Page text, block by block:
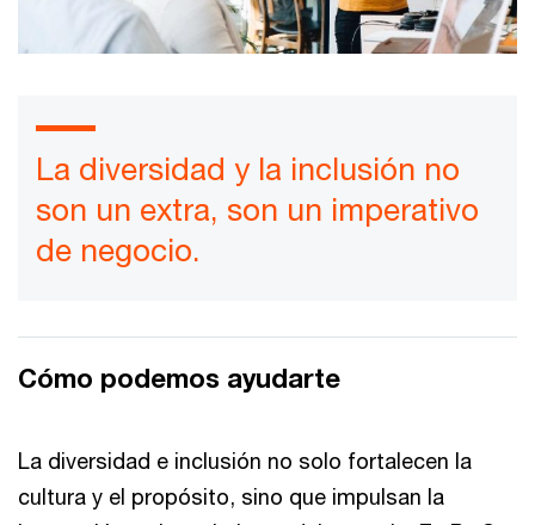
La diversidad y la inclusión no
son un extra, son un imperativo
de negocio.
Cómo podemos ayudarte
La diversidad e inclusión no solo fortalecen la
cultura y el propósito, sino que impulsan la